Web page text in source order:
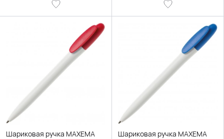
Шариковая ручка MAXEMA
Шариковая ручка MAXEMA